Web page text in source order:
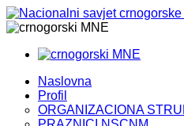
MNE
MNE
Naslovna
Profil
ORGANIZACIONA